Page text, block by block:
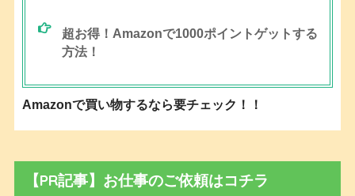
超お得！Amazonで1000ポイントゲットする
方法！
Amazonで買い物するなら要チェック！！
【PR記事】お仕事のご依頼はコチラ